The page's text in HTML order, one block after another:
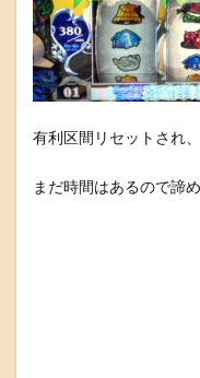
有利区間リセットされ
まだ時間はあるので諦